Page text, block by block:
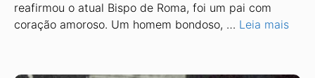
reafirmou o atual Bispo de Roma, foi um pai com
coração amoroso. Um homem bondoso, … Leia mais